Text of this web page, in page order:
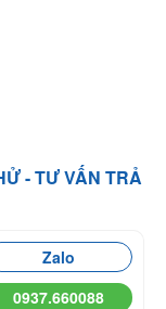
- TƯ VẤN TRẢ
Zalo
0937.660088